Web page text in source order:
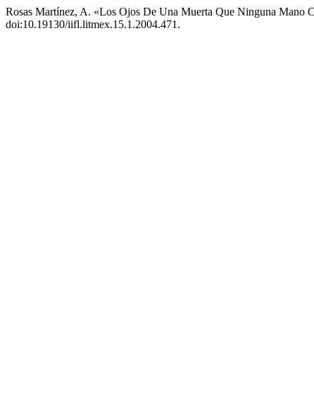
Rosas Martínez, A. «Los Ojos De Una Muerta Que Ninguna
doi:10.19130/iifl.litmex.15.1.2004.471.